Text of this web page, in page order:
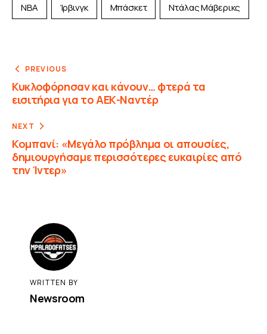
NBA Ίρβινγκ Μπάσκετ Ντάλας Μάβερικς
PREVIOUS
Κυκλοφόρησαν και κάνουν… φτερά τα
εισιτήρια για το ΑΕΚ-Ναντέρ
NEXT
Κομπανί: «Μεγάλο πρόβλημα οι απουσίες,
δημιουργήσαμε περισσότερες ευκαιρίες από
την Ίντερ»
WRITTEN BY
Newsroom